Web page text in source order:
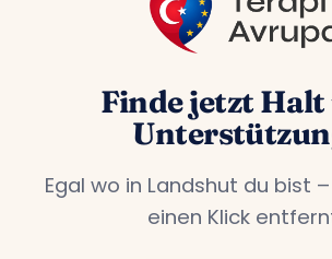
Finde jetzt Halt
Egal wo in Landshut du bist
einen Klick